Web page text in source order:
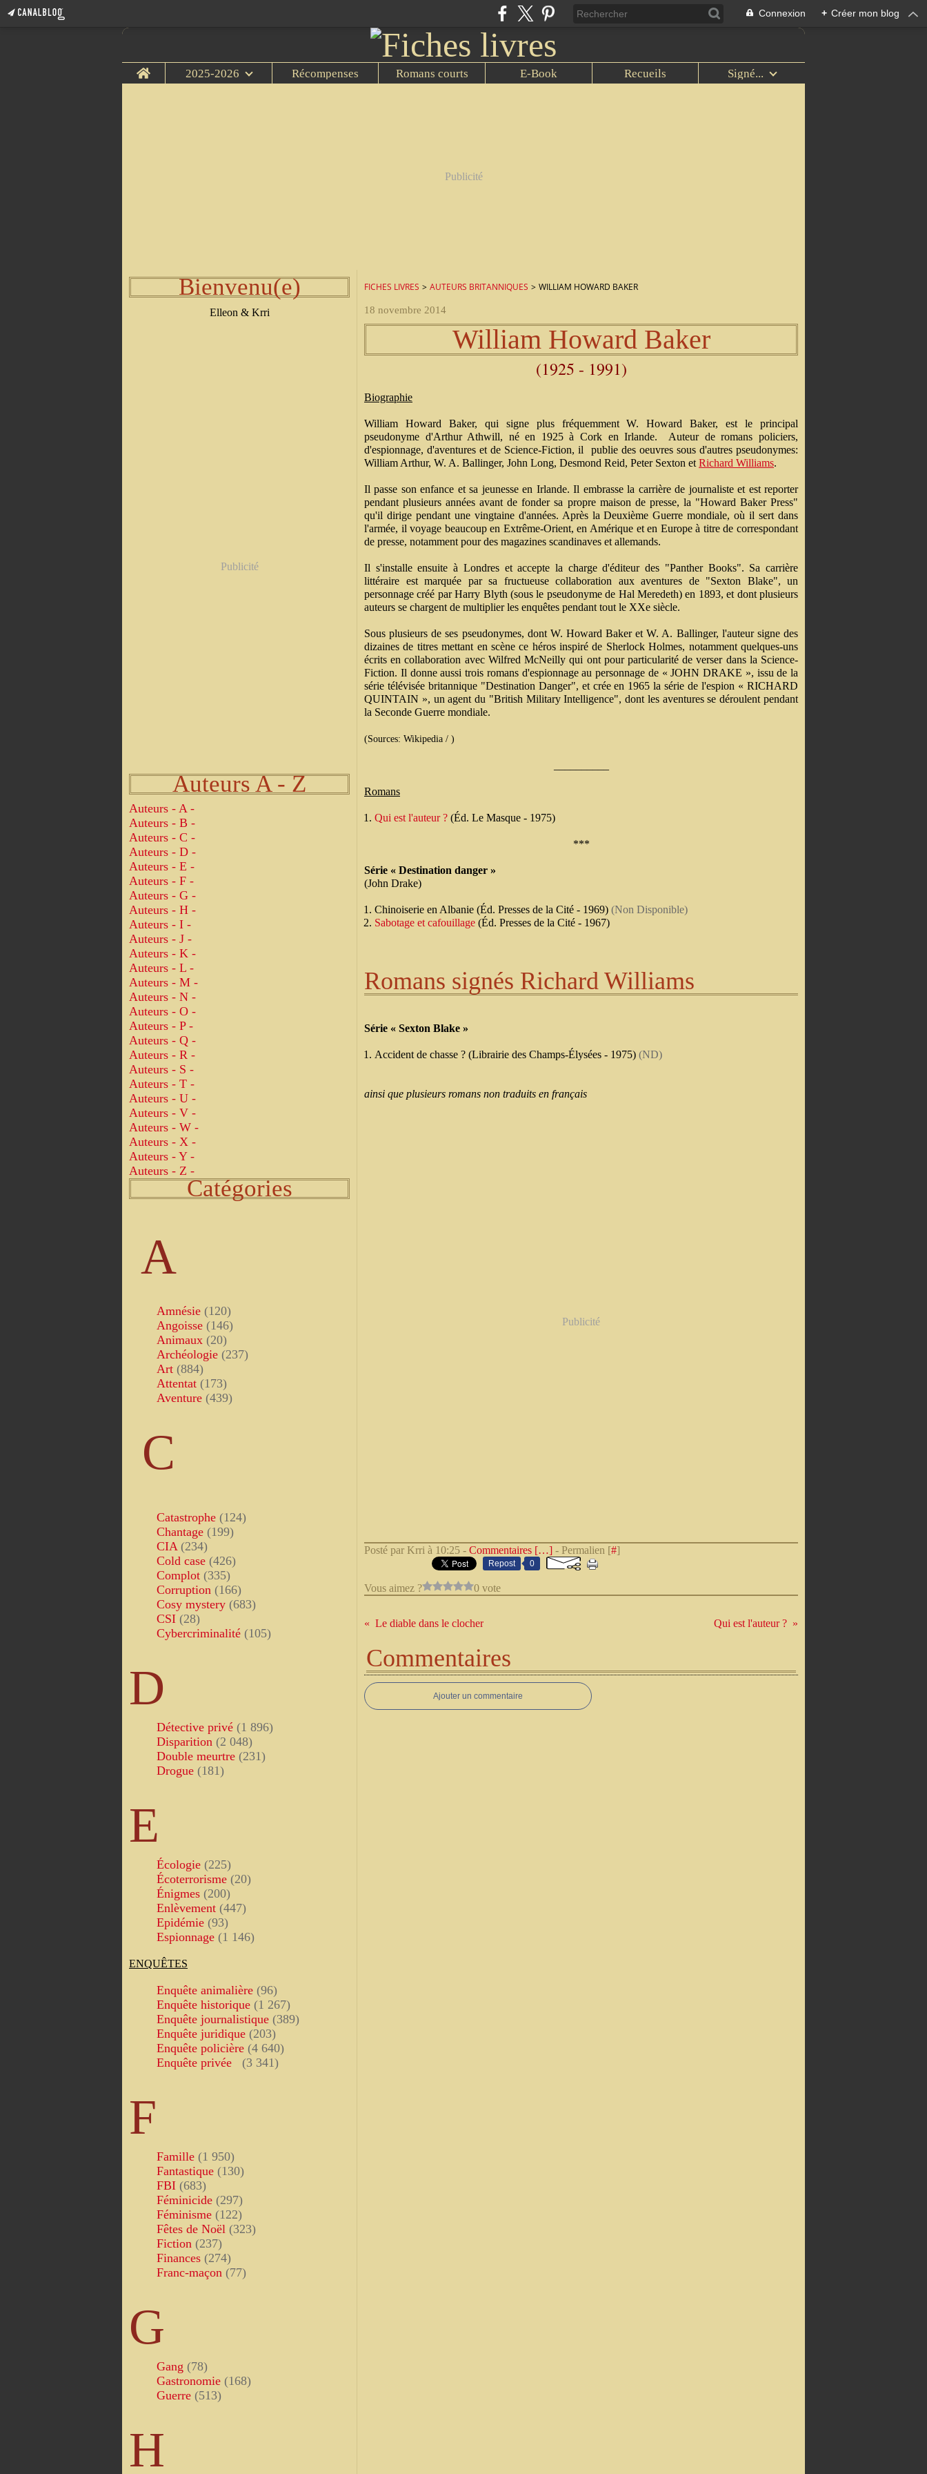
Connexion + Créer mon blog
Home 2025-2026 Récompenses Romans courts E-Book Recueils Signé...
Publicité
Bienvenu(e)
Elleon & Krri
Publicité
Auteurs A - Z
Auteurs - A -
Auteurs - B -
Auteurs - C -
Auteurs - D -
Auteurs - E -
Auteurs - F -
Auteurs - G -
Auteurs - H -
Auteurs - I -
Auteurs - J -
Auteurs - K -
Auteurs - L -
Auteurs - M -
Auteurs - N -
Auteurs - O -
Auteurs - P -
Auteurs - Q -
Auteurs - R -
Auteurs - S -
Auteurs - T -
Auteurs - U -
Auteurs - V -
Auteurs - W -
Auteurs - X -
Auteurs - Y -
Auteurs - Z -
Catégories
A
Amnésie (120)
Angoisse (146)
Animaux (20)
Archéologie (237)
Art (884)
Attentat (173)
Aventure (439)
C
Catastrophe (124)
Chantage (199)
CIA (234)
Cold case (426)
Complot (335)
Corruption (166)
Cosy mystery (683)
CSI (28)
Cybercriminalité (105)
D
Détective privé (1 896)
Disparition (2 048)
Double meurtre (231)
Drogue (181)
E
Écologie (225)
Écoterrorisme (20)
Énigmes (200)
Enlèvement (447)
Epidémie (93)
Espionnage (1 146)
ENQUÊTES
Enquête animalière (96)
Enquête historique (1 267)
Enquête journalistique (389)
Enquête juridique (203)
Enquête policière (4 640)
Enquête privée
(3 341)
F
Famille (1 950)
Fantastique (130)
FBI (683)
Féminicide (297)
Féminisme (122)
Fêtes de Noël (323)
Fiction (237)
Finances (274)
Franc-maçon (77)
G
Gang (78)
Gastronomie (168)
Guerre (513)
H
FICHES LIVRES > AUTEURS BRITANNIQUES > WILLIAM HOWARD BAKER
18 novembre 2014
William Howard Baker
(1925 - 1991)
Biographie
William Howard Baker, qui signe plus fréquemment W. Howard Baker, est le principal
pseudonyme d'Arthur Athwill, né en 1925 à Cork en Irlande. Auteur de romans policiers,
d'espionnage, d'aventures et de Science-Fiction, il publie des oeuvres sous d'autres pseudonymes:
William Arthur, W. A. Ballinger, John Long, Desmond Reid, Peter Sexton et Richard Williams.
Il passe son enfance et sa jeunesse en Irlande. Il embrasse la carrière de journaliste et est reporter
pendant plusieurs années avant de fonder sa propre maison de presse, la "Howard Baker Press"
qu'il dirige pendant une vingtaine d'années. Après la Deuxième Guerre mondiale, où il sert dans
l'armée, il voyage beaucoup en Extrême-Orient, en Amérique et en Europe à titre de correspondant
de presse, notamment pour des magazines scandinaves et allemands.
Il s'installe ensuite à Londres et accepte la charge d'éditeur des "Panther Books". Sa carrière
littéraire est marquée par sa fructueuse collaboration aux aventures de "Sexton Blake", un
personnage créé par Harry Blyth (sous le pseudonyme de Hal Meredeth) en 1893, et dont plusieurs
auteurs se chargent de multiplier les enquêtes pendant tout le XXe siècle.
Sous plusieurs de ses pseudonymes, dont W. Howard Baker et W. A. Ballinger, l'auteur signe des
dizaines de titres mettant en scène ce héros inspiré de Sherlock Holmes, notamment quelques-uns
écrits en collaboration avec Wilfred McNeilly qui ont pour particularité de verser dans la Science-
Fiction. Il donne aussi trois romans d'espionnage au personnage de « JOHN DRAKE », issu de la
série télévisée britannique "Destination Danger", et crée en 1965 la série de l'espion « RICHARD
QUINTAIN », un agent du "British Military Intelligence", dont les aventures se déroulent pendant
la Seconde Guerre mondiale.
(Sources: Wikipedia / )
Romans
Qui est l'auteur ? (Éd. Le Masque - 1975)
***
Série « Destination danger »
(John Drake)
Chinoiserie en Albanie (Éd. Presses de la Cité - 1969) (Non Disponible)
Sabotage et cafouillage (Éd. Presses de la Cité - 1967)
Romans signés Richard Williams
Série « Sexton Blake »
Accident de chasse ? (Librairie des Champs-Élysées - 1975) (ND)
ainsi que plusieurs romans non traduits en français
Publicité
Posté par Krri à 10:25 - Commentaires […] - Permalien [#]
Repost 0
Vous aimez ? 0 vote
Le diable dans le clocher Qui est l'auteur ?
Commentaires
Ajouter un commentaire